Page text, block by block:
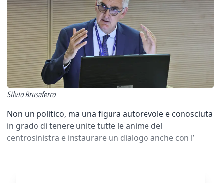
Silvio Brusaferro
Non un politico, ma una figura autorevole e conosciuta
in grado di tenere unite tutte le anime del
centrosinistra e instaurare un dialogo anche con l’